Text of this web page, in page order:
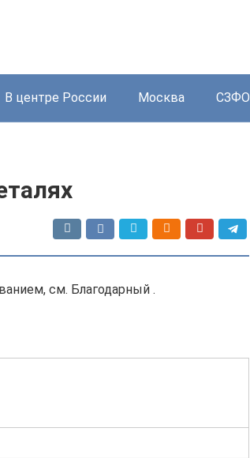
В центре России Москва СЗФО
см. Благодарный .